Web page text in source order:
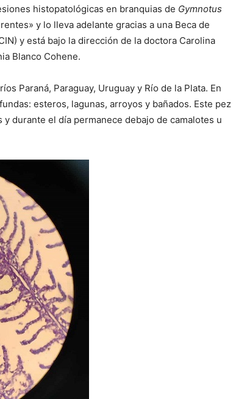
histopatológicas en branquias de Gymnotus
y lo lleva adelante gracias a una Beca de
y está bajo la dirección de la doctora Carolina
Blanco Cohene.
Paraná, Paraguay, Uruguay y Río de la Plata. En
esteros, lagunas, arroyos y bañados. Este pez
durante el día permanece debajo de camalotes u